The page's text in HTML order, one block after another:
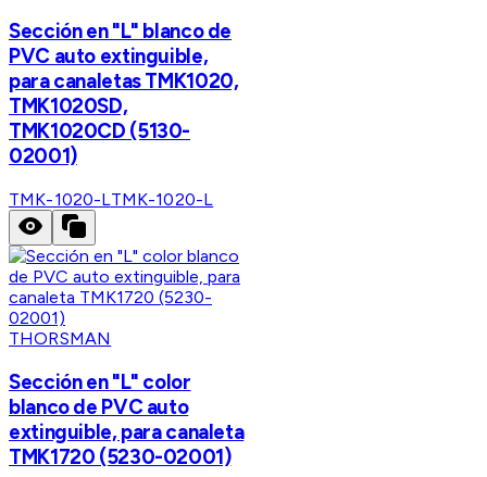
Sección en "L" blanco de
PVC auto extinguible,
para canaletas TMK1020,
TMK1020SD,
TMK1020CD (5130-
02001)
TMK-1020-LTMK-1020-L
THORSMAN
Sección en "L" color
blanco de PVC auto
extinguible, para canaleta
TMK1720 (5230-02001)